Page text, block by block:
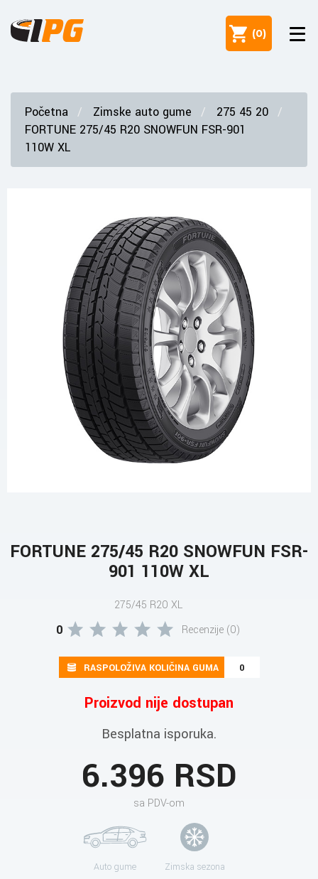
(0)
Početna Zimske auto gume
275 45 20
FORTUNE 275/45 R20 SNOWFUN FSR-901
110W XL
FORTUNE 275/45 R20 SNOWFUN FSR-
901 110W XL
275/45 R20 XL
0 Recenzije (0)
RASPOLOŽIVA KOLIČINA GUMA 0
Proizvod nije dostupan
Besplatna isporuka.
6.396 RSD
sa PDV-om
Auto gume Zimska sezona